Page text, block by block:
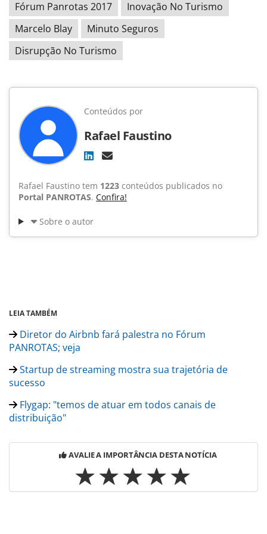
Fórum Panrotas 2017
Inovação No Turismo
Marcelo Blay
Minuto Seguros
Disrupção No Turismo
Conteúdos por
Rafael Faustino
Rafael Faustino tem 1223 conteúdos publicados no
Portal PANROTAS. Confira!
Sobre o autor
LEIA TAMBÉM
Diretor do Airbnb fará palestra no Fórum
PANROTAS; veja
Startup de streaming mostra sua trajetória de
sucesso
Flygap: "temos de atuar em todos canais de
distribuição"
AVALIE A IMPORTÂNCIA DESTA NOTÍCIA